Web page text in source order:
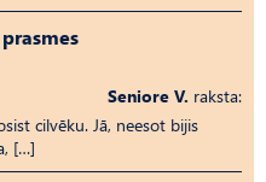
Seniore V. raksta:
cilvēku. Jā, neesot bijis
[…]